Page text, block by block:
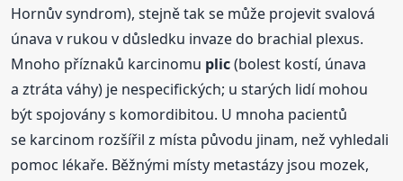
Hornův syndrom), stejně tak se může projevit svalová
únava v rukou v důsledku invaze do brachial plexus.
Mnoho příznaků karcinomu plic(bolest kostí, únava
a ztráta váhy) je nespecifických; u starých lidí mohou
být spojovány s komordibitou. U mnoha pacientů
se karcinom rozšířil z místa původu jinam, než vyhledali
pomoc lékaře. Běžnými místy metastázy jsou mozek,